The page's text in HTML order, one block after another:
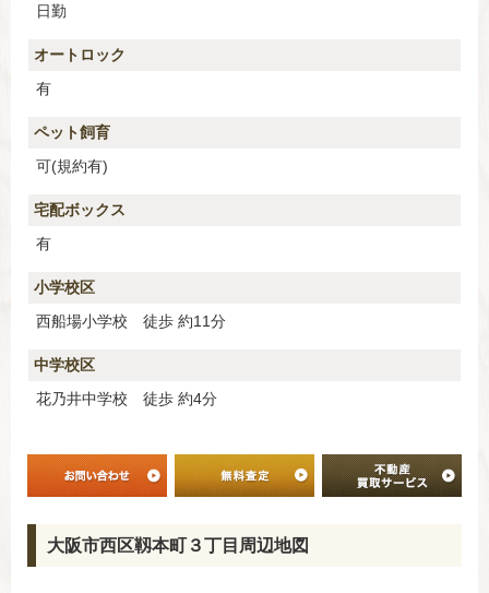
日勤
オートロック
有
ペット飼育
可(規約有)
宅配ボックス
有
小学校区
西船場小学校 徒歩 約11分
中学校区
花乃井中学校 徒歩 約4分
大阪市西区靱本町３丁目周辺地図